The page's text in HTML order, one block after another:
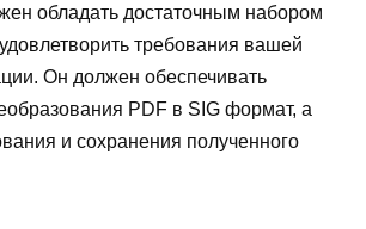
обладать достаточным набором
требования вашей
Он должен обеспечивать
PDF в SIG формат, а
и сохранения полученного